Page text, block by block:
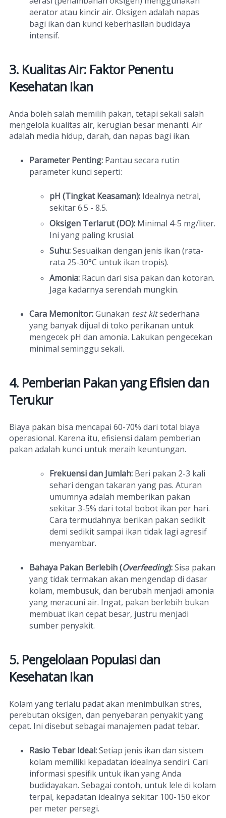
aerator atau kincir air. Oksigen adalah napas
bagi ikan dan kunci keberhasilan budidaya
intensif.
3. Kualitas Air: Faktor Penentu
Kesehatan Ikan
Anda boleh salah memilih pakan, tetapi sekali salah
mengelola kualitas air, kerugian besar menanti. Air
adalah media hidup, darah, dan napas bagi ikan.
Parameter Penting: Pantau secara rutin
parameter kunci seperti:
pH (Tingkat Keasaman): Idealnya netral,
sekitar 6.5 - 8.5.
Oksigen Terlarut (DO): Minimal 4-5 mg/liter.
Ini yang paling krusial.
Suhu:Sesuaikan dengan jenis ikan (rata-
rata 25-30°C untuk ikan tropis).
Amonia: Racun dari sisa pakan dan kotoran.
Jaga kadarnya serendah mungkin.
Cara Memonitor:Gunakan test kitsederhana
yang banyak dijual di toko perikanan untuk
mengecek pH dan amonia. Lakukan pengecekan
minimal seminggu sekali.
4. Pemberian Pakan yang Efisien dan
Terukur
Biaya pakan bisa mencapai 60-70% dari total biaya
operasional. Karena itu, efisiensi dalam pemberian
pakan adalah kunci untuk meraih keuntungan.
Frekuensi dan Jumlah: Beri pakan 2-3 kali
sehari dengan takaran yang pas. Aturan
umumnya adalah memberikan pakan
sekitar 3-5% dari total bobot ikan per hari.
Cara termudahnya: berikan pakan sedikit
demi sedikit sampai ikan tidak lagi agresif
menyambar.
Bahaya Pakan Berlebih (Overfeeding):Sisa pakan
yang tidak termakan akan mengendap di dasar
kolam, membusuk, dan berubah menjadi amonia
yang meracuni air. Ingat, pakan berlebih bukan
membuat ikan cepat besar, justru menjadi
sumber penyakit.
5. Pengelolaan Populasi dan
Kesehatan Ikan
Kolam yang terlalu padat akan menimbulkan stres,
perebutan oksigen, dan penyebaran penyakit yang
cepat. Ini disebut sebagai manajemen padat tebar.
Rasio Tebar Ideal:Setiap jenis ikan dan sistem
kolam memiliki kepadatan idealnya sendiri. Cari
informasi spesifik untuk ikan yang Anda
budidayakan. Sebagai contoh, untuk lele di kolam
terpal, kepadatan idealnya sekitar 100-150 ekor
per meter persegi.